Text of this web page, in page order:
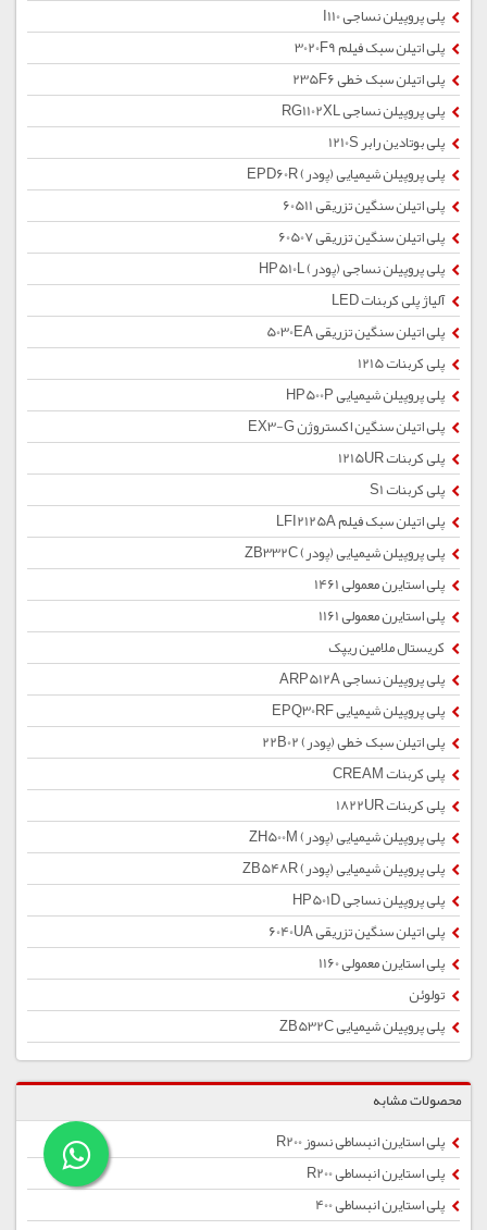
پلی پروپیلن نساجی I110
پلی اتیلن سبک فیلم 3020F9
پلی اتیلن سبک خطی 235F6
پلی پروپیلن نساجی RG1102XL
پلی بوتادین رابر 1210S
پلی پروپیلن شیمیایی (پودر) EPD60R
پلی اتیلن سنگین تزریقی 60511
پلی اتیلن سنگین تزریقی 60507
پلی پروپیلن نساجی (پودر) HP510L
آلیاژ پلی کربنات LED
پلی اتیلن سنگین تزریقی 5030EA
پلی کربنات 1215
پلی پروپیلن شیمیایی HP500P
پلی اتیلن سنگین اکستروژن EX3-G
پلی کربنات 1215UR
پلی کربنات S1
پلی اتیلن سبک فیلم LFI2125A
پلی پروپیلن شیمیایی (پودر) ZB332C
پلی استایرن معمولی 1461
پلی استایرن معمولی 1161
کریستال ملامین ریپک
پلی پروپیلن نساجی ARP512A
پلی پروپیلن شیمیایی EPQ30RF
پلی اتیلن سبک خطی (پودر) 22B02
پلی کربنات CREAM
پلی کربنات 1822UR
پلی پروپیلن شیمیایی (پودر) ZH500M
پلی پروپیلن شیمیایی (پودر) ZB548R
پلی پروپیلن نساجی HP501D
پلی اتیلن سنگین تزریقی 6040UA
پلی استایرن معمولی 1160
تولوئن
پلی پروپیلن شیمیایی ZB532C
محصولات مشابه
پلی استایرن انبساطی نسوز R200
پلی استایرن انبساطی R200
پلی استایرن انبساطی 400